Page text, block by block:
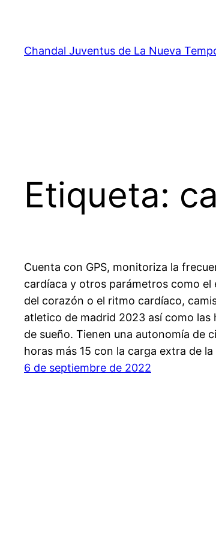
contenido
Chandal Juventus de La Nueva
Etiqueta:
Cuenta con GPS, monitoriza la
cardíaca y otros parámetros como el
del corazón o el ritmo cardíaco,
atletico de madrid 2023 así como las
de sueño. Tienen una autonomía de
horas más 15 con la carga extra de la
6 de septiembre de 2022